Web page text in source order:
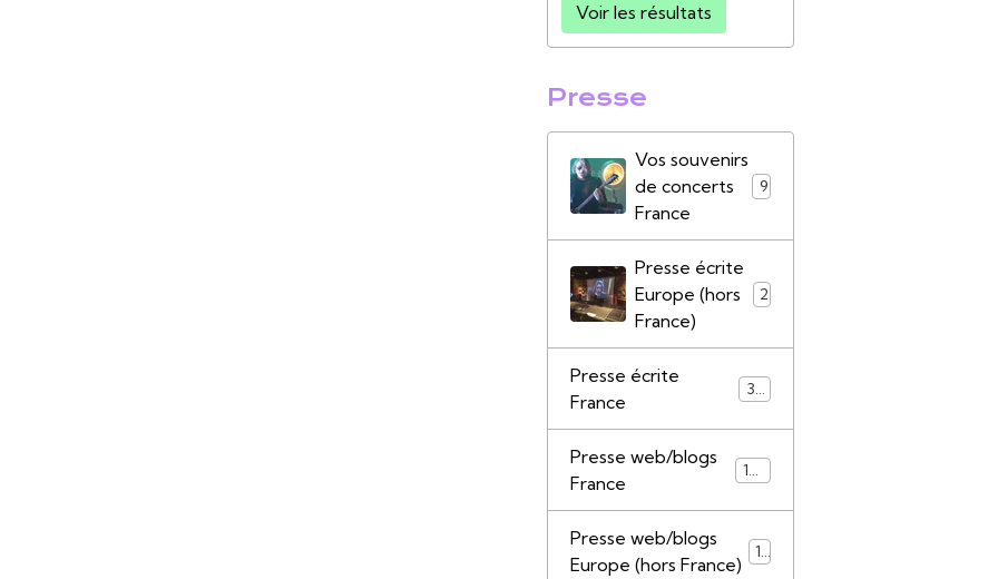
Voir les résultats
Presse
Vos souvenirs
de concerts
France
Presse écrite
Europe (hors
France)
Presse écrite
France
39
Presse web/blogs
France
147
Presse web/blogs
Europe (hors France)
17